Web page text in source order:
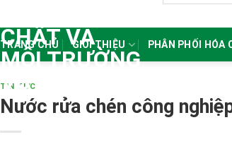
TRANG CHỦ GIỚI THIỆU PHÂN PHỐI HÓA
TIN TỨC
Nước rửa chén công